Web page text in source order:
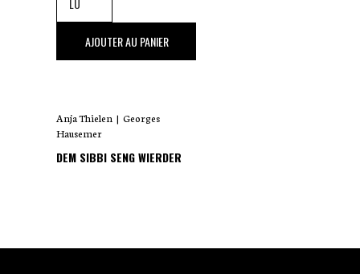
,50 €AJOUTER AU PANIER
Anja Thielen | Georges
Hausemer
DEM SIBBI SENG WIERDER